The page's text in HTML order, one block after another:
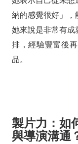
納的感覺很好」
她來說是非常有
排，經驗豐富後
品。
製片力：如
與導演溝通